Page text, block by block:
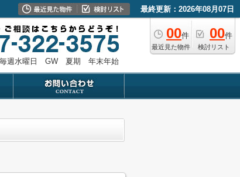
最終更新：2026年08月07日
00件
最近見た物件
00件
検討リスト
毎週水曜日 GW 夏期 年末年始